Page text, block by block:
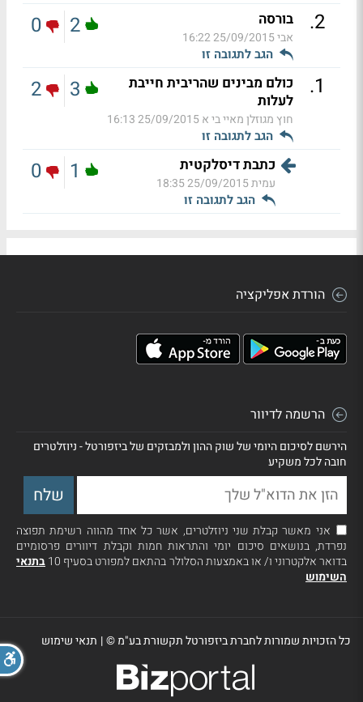
2
. בורסה
אבי25/09/2015 16:22
הגב לתגובה זו
2
0
1
.
כולם מבינים שהריבית חייבת
לעלות
חוץ מגוזלן מאיי בי א25/09/2015 16:13
הגב לתגובה זו
3
2
כתבת דיסלקטית
עמית25/09/2015 18:35
הגב לתגובה זו
1
0
הורדת אפליקציה
הרשמה לדיוור
הירשם לסיכום היומי של שוק ההון ולמבזקים של ביזפורטל - ניוזלטרים
חובה לכל משקיע
אני מאשר קבלת שני ניוזלטרים, אשר כל אחד מהווה רשימת תפוצה
נפרדת, בנושאים סיכום יומי והתראות חמות וקבלת דיוורים פרסומיים
בדואר אלקטרוני ו/ או באמצעות הסלולר בהתאם למפורט בסעיף 10
בתנאי
השימוש
כל הזכויות שמורות לחברת ביזפורטל תקשורת בע"מ ©| תנאי שימוש